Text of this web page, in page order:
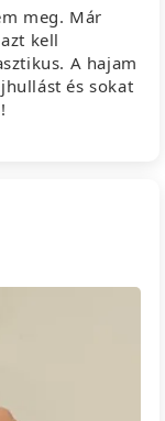
meg. Már
kell
A hajam
és sokat